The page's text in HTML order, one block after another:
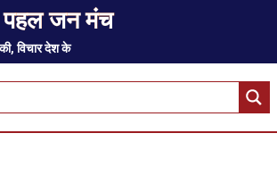
जन मंच
विचार देश के